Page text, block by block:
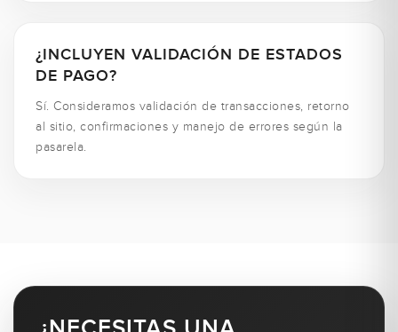
¿INCLUYEN VALIDACIÓN DE ESTADOS
DE PAGO?
Sí. Consideramos validación de transacciones, retorno
al sitio, confirmaciones y manejo de errores según la
pasarela.